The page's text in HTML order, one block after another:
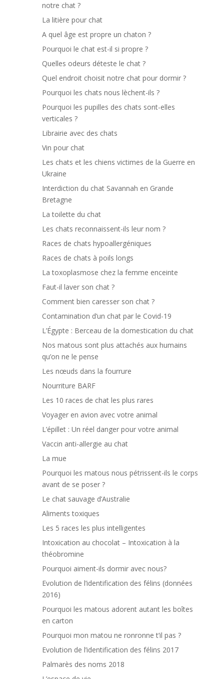
notre chat ?
La litière pour chat
A quel âge est propre un chaton ?
Pourquoi le chat est-il si propre ?
Quelles odeurs déteste le chat ?
Quel endroit choisit notre chat pour dormir ?
Pourquoi les chats nous lèchent-ils ?
Pourquoi les pupilles des chats sont-elles
verticales ?
Librairie avec des chats
Vin pour chat
Les chats et les chiens victimes de la Guerre en
Ukraine
Interdiction du chat Savannah en Grande
Bretagne
La toilette du chat
Les chats reconnaissent-ils leur nom ?
Races de chats hypoallergéniques
Races de chats à poils longs
La toxoplasmose chez la femme enceinte
Faut-il laver son chat ?
Comment bien caresser son chat ?
Contamination d’un chat par le Covid-19
L’Égypte : Berceau de la domestication du chat
Nos matous sont plus attachés aux humains
qu’on ne le pense
Les nœuds dans la fourrure
Nourriture BARF
Les 10 races de chat les plus rares
Voyager en avion avec votre animal
L’épillet : Un réel danger pour votre animal
Vaccin anti-allergie au chat
La mue
Pourquoi les matous nous pétrissent-ils le corps
avant de se poser ?
Le chat sauvage d’Australie
Aliments toxiques
Les 5 races les plus intelligentes
Intoxication au chocolat – Intoxication à la
théobromine
Pourquoi aiment-ils dormir avec nous?
Evolution de l’identification des félins (données
2016)
Pourquoi les matous adorent autant les boîtes
en carton
Pourquoi mon matou ne ronronne t’il pas ?
Evolution de l’identification des félins 2017
Palmarès des noms 2018